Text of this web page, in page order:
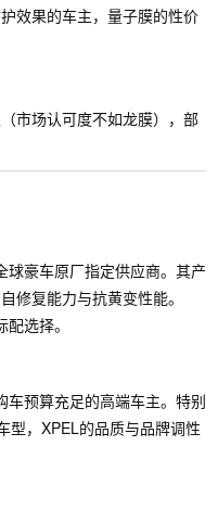
效果的车主，量子膜的性价
市场认可度不如龙膜），部
球豪车原厂指定供应商。其产
修复能力与抗黄变性能。
选择。
车预算充足的高端车主。特别
型，XPEL的品质与品牌调性